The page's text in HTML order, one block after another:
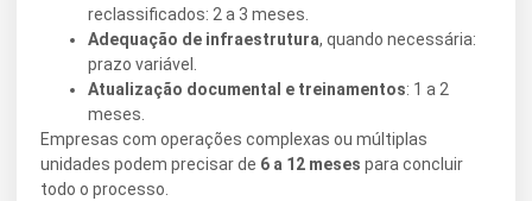
reclassificados: 2 a 3 meses.
Adequação de infraestrutura, quando necessária:
prazo variável.
Atualização documental e treinamentos: 1 a 2
meses.
Empresas com operações complexas ou múltiplas
unidades podem precisar de 6 a 12 meses para concluir
todo o processo.